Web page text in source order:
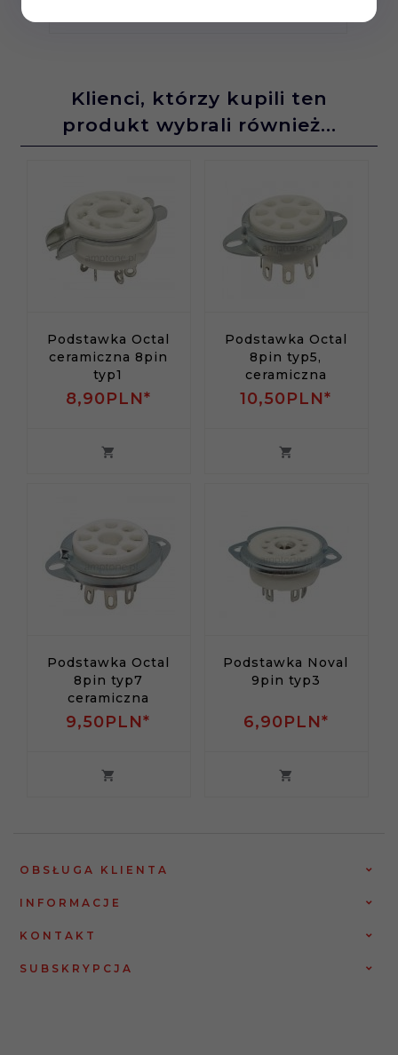
Klienci, którzy kupili ten
produkt wybrali również...
Podstawka Octal
ceramiczna 8pin
typ1
8,90PLN*
Podstawka Octal
8pin typ5,
ceramiczna
10,50PLN*
Podstawka Octal
8pin typ7
ceramiczna
9,50PLN*
Podstawka Noval
9pin typ3
6,90PLN*
OBSŁUGA KLIENTA
INFORMACJE
KONTAKT
SUBSKRYPCJA